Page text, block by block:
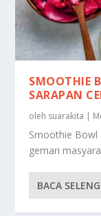
SMOOTHIE
SARAPAN
oleh suarakita |
Smoothie Bowl
gemari
BACA